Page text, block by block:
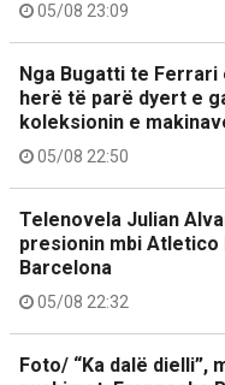
05/08 23:09
Nga Bugatti te Ferrari
herë të parë dyert e
koleksionin e
05/08 22:50
Telenovela Julian
presionin mbi
Barcelona
05/08 22:32
Foto/ “Ka dalë dielli”,